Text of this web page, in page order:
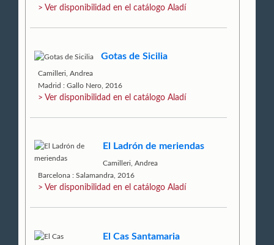
> Ver disponibilidad en el catálogo Aladí
Gotas de Sicilia
Camilleri, Andrea
Madrid : Gallo Nero, 2016
> Ver disponibilidad en el catálogo Aladí
El Ladrón de meriendas
Camilleri, Andrea
Barcelona : Salamandra, 2016
> Ver disponibilidad en el catálogo Aladí
El Cas Santamaria